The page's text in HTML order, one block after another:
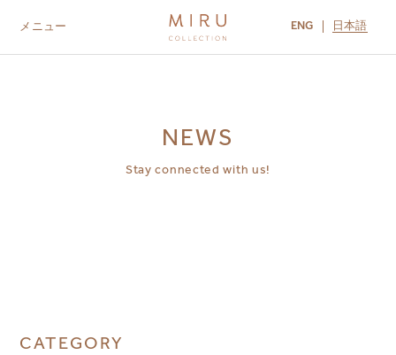
メニュー ENG 日本語
NEWS
Stay connected with us!
CATEGORY